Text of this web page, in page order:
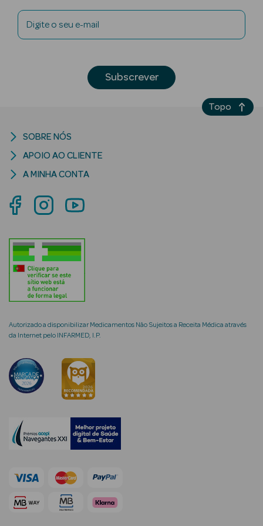
Unissexo
Eau de Parfum
Águas de
Coffrets
Mulher
Coffrets de
Homem
Digite o seu e-mail
Subscrever
Autorizado a disponibilizar Medicamentos Não Sujeitos a Receita Médica através
da Internet pelo INFARMED, I.P.
SOBRE NÓS
APOIO AO CLIENTE
A MINHA CONTA
Topo